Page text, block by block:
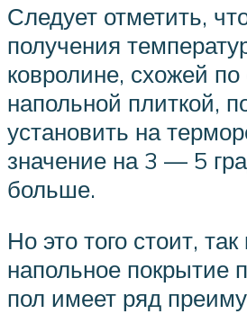
Следует отметить,
получения
ковролине, схожей
напольной плиткой,
установить на
значение на 3 — 5
больше.
Но это того стоит,
напольное покрытие
пол имеет ряд